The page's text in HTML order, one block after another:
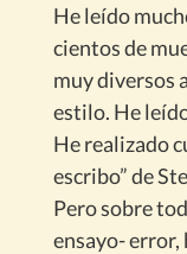
He leído
cientos de
muy diversos
estilo. He
He realizado
escribo” de
Pero sobre
ensayo- error,